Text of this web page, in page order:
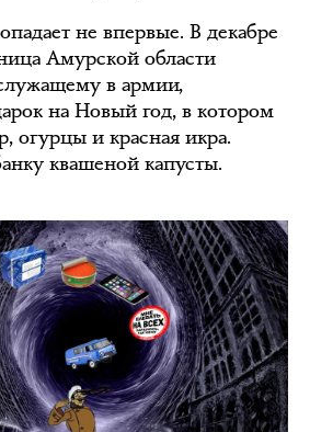
не впервые. В декабре
Амурской области
в армии,
на Новый год, в котором
огурцы и красная икра.
квашеной капусты.